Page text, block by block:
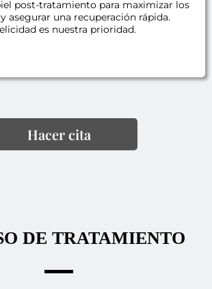
post-tratamiento para maximizar los
asegurar una recuperación rápida.
es nuestra prioridad.
Hacer cita
DE TRATAMIENTO